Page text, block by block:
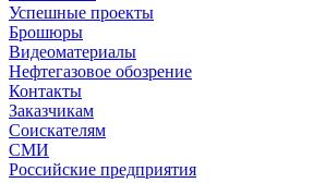
Успешные проекты
Брошюры
Видеоматериалы
Нефтегазовое обозрение
Контакты
Заказчикам
Соискателям
СМИ
Российские предприятия